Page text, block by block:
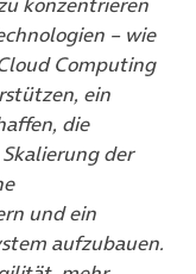
– wie
Computing
ein
die
der
und ein
aufzubauen.